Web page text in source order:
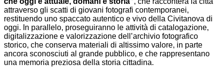
attraverso gli scatti di giovani fotografi contemporanei,
restituendo uno spaccato autentico e vivo della Civitanova di
oggi. In parallelo, proseguiranno le attività di catalogazione,
digitalizzazione e valorizzazione dell’archivio fotografico
storico, che conserva materiali di altissimo valore, in parte
ancora sconosciuti al grande pubblico, e che rappresentano
una memoria preziosa della storia cittadina.